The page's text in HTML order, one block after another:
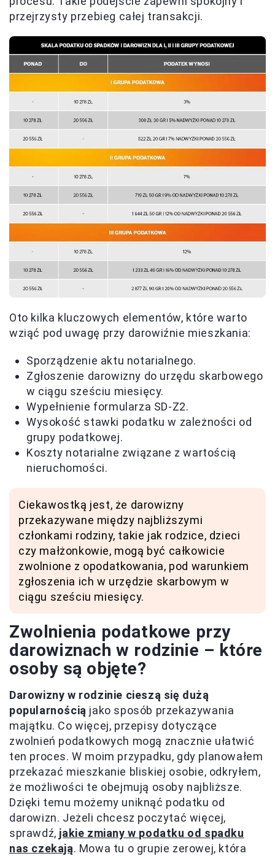
przejrzysty przebieg całej transakcji.
Oto kilka kluczowych elementów, które warto
wziąć pod uwagę przy darowiźnie mieszkania:
Sporządzenie aktu notarialnego.
Zgłoszenie darowizny do urzędu skarbowego
w ciągu sześciu miesięcy.
Wypełnienie formularza SD-Z2.
Wysokość stawki podatku w zależności od
grupy podatkowej.
Koszty notarialne związane z wartością
nieruchomości.
Ciekawostką jest, że darowizny
przekazywane między najbliższymi
członkami rodziny, takie jak rodzice, dzieci
czy małżonkowie, mogą być całkowicie
zwolnione z opodatkowania, pod warunkiem
zgłoszenia ich w urzędzie skarbowym w
ciągu sześciu miesięcy.
Zwolnienia podatkowe przy
darowiznach w rodzinie – które
osoby są objęte?
Darowizny w rodzinie cieszą się dużą
popularnością jako sposób przekazywania
majątku. Co więcej, przepisy dotyczące
zwolnień podatkowych mogą znacznie ułatwić
ten proces. W moim przypadku, gdy planowałem
przekazać mieszkanie bliskiej osobie, odkryłem,
że możliwości te obejmują osoby najbliższe.
Dzięki temu możemy uniknąć podatku od
darowizn. Jeżeli chcesz poczytać więcej,
sprawdź, jakie zmiany w podatku od spadku
nas czekają. Mowa tu o grupie zerowej, która